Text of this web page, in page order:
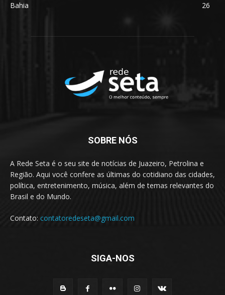
Bahia
26
SOBRE NÓS
A Rede Seta é o seu site de notícias de Juazeiro, Petrolina e
Região. Aqui você confere as últimas do cotidiano das cidades,
política, entretenimento, música, além de temas relevantes do
Brasil e do Mundo.
Contato: contatoredeseta@gmail.com
SIGA-NOS